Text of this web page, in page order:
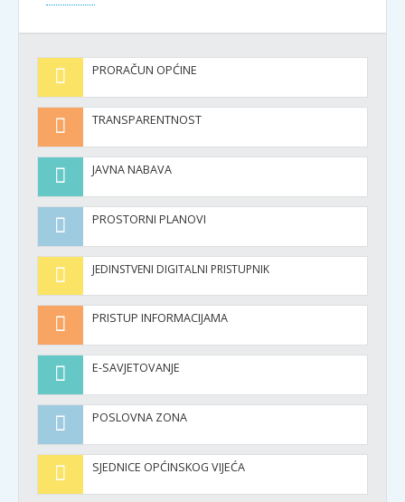
PRORAČUN OPĆINE
TRANSPARENTNOST
JAVNA NABAVA
PROSTORNI PLANOVI
JEDINSTVENI DIGITALNI PRISTUPNIK
PRISTUP INFORMACIJAMA
E-SAVJETOVANJE
POSLOVNA ZONA
SJEDNICE OPĆINSKOG VIJEĆA